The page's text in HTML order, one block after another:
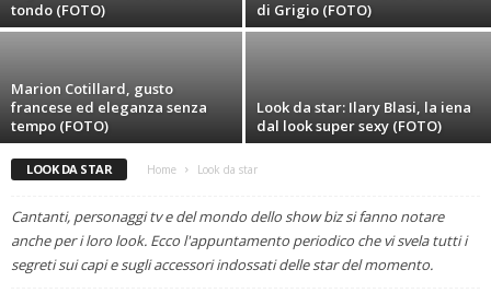
tondo (FOTO)
di Grigio (FOTO)
Marion Cotillard, gusto
francese ed eleganza senza
tempo (FOTO)
Look da star: Ilary Blasi, la iena
dal look super sexy (FOTO)
LOOK DA STAR Home Look da star
Cantanti, personaggi tv e del mondo dello show biz si fanno notare
anche per i loro look. Ecco l'appuntamento periodico che vi svela tutti i
segreti sui capi e sugli accessori indossati delle star del momento.